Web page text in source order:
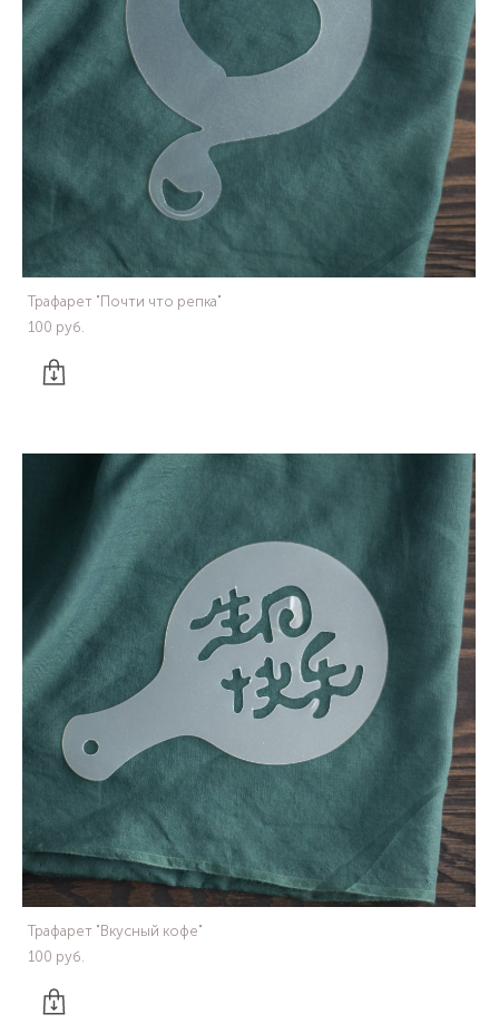
Трафарет "Почти что репка"
100 pуб.
Трафарет "Вкусный кофе"
100 pуб.